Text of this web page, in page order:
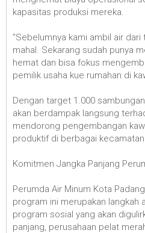
kapasitas produksi mereka.
"Sebelumnya kami ambil air
mahal. Sekarang sudah punya
hemat dan bisa fokus
pemilik usaha kue rumahan di
Dengan target 1.000
akan berdampak langsung
mendorong pengembangan
produktif di berbagai kecamatan.
Komitmen Jangka Panjang
Perumda Air Minum Kota
program ini merupakan langkah
program sosial yang akan
panjang, perusahaan pelat